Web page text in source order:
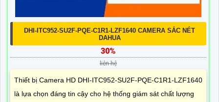
DHI-ITC952-SU2F-PQE-C1R1-LZF1640 CAMERA SẮC NÉT
DAHUA
30%
liên hệ
Thiết bị Camera HD DHI-ITC952-SU2F-PQE-C1R1-LZF1640
là lựa chọn đáng tin cậy cho hệ thống giám sát chất lượng